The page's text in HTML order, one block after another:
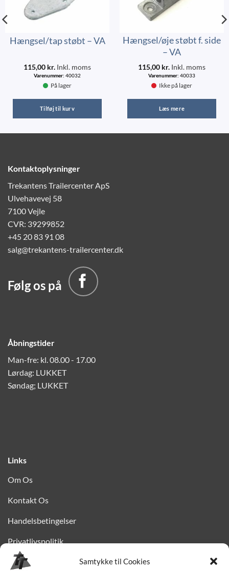
Samtykke til Cookies
Hængsel/tap støbt – VA
115,00 kr. Inkl. moms
Varenummer: 40032
På lager
Tilføj til kurv
Hængsel/øje støbt f. side
– VA
115,00 kr. Inkl. moms
Varenummer: 40033
Ikke på lager
Læs mere
Kontaktoplysninger
Trekantens Trailercenter ApS
Ulvehavevej 58
7100 Vejle
CVR: 39299852
+45 20 83 91 08
salg@trekantens-trailercenter.dk
Følg os på
Åbningstider
Man-fre: kl. 08.00 - 17.00
Lørdag: LUKKET
Søndag; LUKKET
Links
Om Os
Kontakt Os
Handelsbetingelser
Privatlivspolitik
Finansiering